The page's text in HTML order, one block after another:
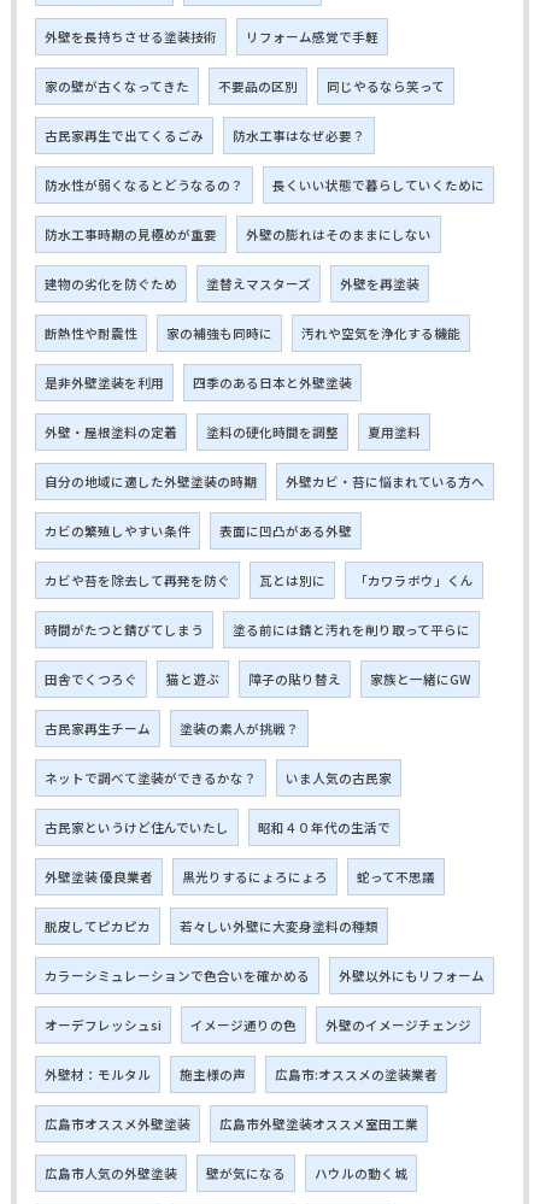
外壁を長持ちさせる塗装技術 リフォーム感覚で手軽
家の壁が古くなってきた 不要品の区別 同じやるなら笑って
古民家再生で出てくるごみ 防水工事はなぜ必要？
防水性が弱くなるとどうなるの？ 長くいい状態で暮らしていくために
防水工事時期の見極めが重要 外壁の膨れはそのままにしない
建物の劣化を防ぐため 塗替えマスターズ 外壁を再塗装
断熱性や耐震性 家の補強も同時に 汚れや空気を浄化する機能
是非外壁塗装を利用 四季のある日本と外壁塗装
外壁・屋根塗料の定着 塗料の硬化時間を調整 夏用塗料
自分の地域に適した外壁塗装の時期 外壁カビ・苔に悩まれている方へ
カビの繁殖しやすい条件 表面に凹凸がある外壁
カビや苔を除去して再発を防ぐ 瓦とは別に 「カワラボウ」くん
時間がたつと錆びてしまう 塗る前には錆と汚れを削り取って平らに
田舎でくつろぐ 猫と遊ぶ 障子の貼り替え 家族と一緒にGW
古民家再生チーム 塗装の素人が挑戦？
ネットで調べて塗装ができるかな？ いま人気の古民家
古民家というけど住んでいたし 昭和４０年代の生活で
外壁塗装 優良業者 黒光りするにょろにょろ 蛇って不思議
脱皮してピカピカ 若々しい外壁に大変身塗料の種類
カラーシミュレーションで色合いを確かめる 外壁以外にもリフォーム
オーデフレッシュsi イメージ通りの色 外壁のイメージチェンジ
外壁材：モルタル 施主様の声 広島市:オススメの塗装業者
広島市オススメ外壁塗装 広島市外壁塗装オススメ室田工業
広島市人気の外壁塗装 壁が気になる ハウルの動く城